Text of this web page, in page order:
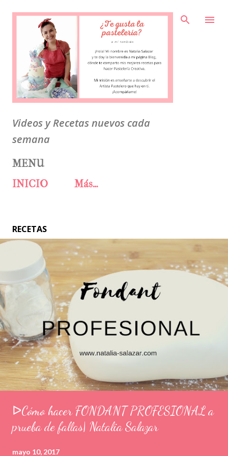
Ir al contenido principal
Videos y Recetas nuevos cada
semana
MENU
INICIO
Más…
RECETAS
ᐅCómo hacer FONDANT PROFESIONAL a
prueba de fallas| Natalia Salazar
mayo 10, 2017